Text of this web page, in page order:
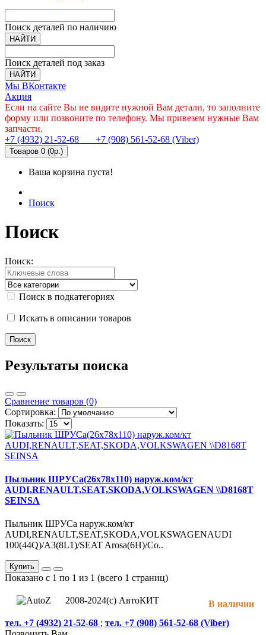
Поиск деталей по наличию
НАЙТИ
Поиск деталей под заказ
НАЙТИ
Мы ВКонтакте
Акция
Если на сайте Вы не видите нужной Вам детали, то заполните
форму или позвоните по телефону. Мы привезем нужные Вам
запчасти.
+7 (4932) 21-52-68
+7 (908) 561-52-68 (Viber)
Товаров 0 (0р.)
Ваша корзина пуста!
Поиск
Поиск
Поиск:
Поиск в подкатегориях
Искать в описании товаров
Результаты поиска
Сравнение товаров (0)
Сортировка:
Показать:
Пыльник ШРУСа(26x78x110) наруж.ком/кт
AUDI,RENAULT,SEAT,SKODA,VOLKSWAGEN \\D8168T
SEINSA
Пыльник ШРУСа наруж.ком/кт
AUDI,RENAULT,SEAT,SKODA,VOLKSWAGENAUDI
100(44Q)/A3(8L1)/SEAT Arosa(6H)/Co..
В наличии
Купить
Показано с 1 по 1 из 1 (всего 1 страниц)
2008-2024(c) АвтоКИТ
тел. +7 (4932) 21-52-68 ; тел. +7 (908) 561-52-68 (Viber)